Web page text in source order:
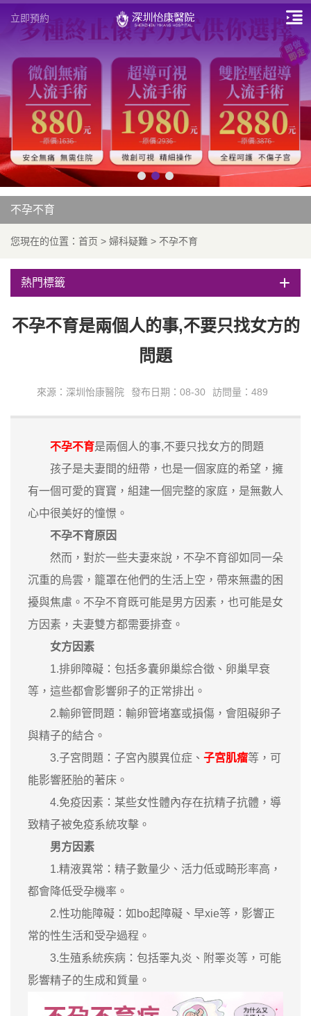
立即預約
不孕不育
您現在的位置： 首页 > 婦科疑難 > 不孕不育
熱門標籤
不孕不育是兩個人的事,不要只找女方的
問題
來源：深圳怡康醫院 發布日期：08-30 訪問量：489
不孕不育是兩個人的事,不要只找女方的問題
孩子是夫妻間的紐帶，也是一個家庭的希望，擁
有一個可愛的寶寶，組建一個完整的家庭，是無數人
心中很美好的憧憬。
不孕不育原因
然而，對於一些夫妻來說，不孕不育卻如同一朵
沉重的烏雲，籠罩在他們的生活上空，帶來無盡的困
擾與焦慮。不孕不育既可能是男方因素，也可能是女
方因素，夫妻雙方都需要排查。
女方因素
1.排卵障礙：包括多囊卵巢綜合徵、卵巢早衰
等，這些都會影響卵子的正常排出。
2.輸卵管問題：輸卵管堵塞或損傷，會阻礙卵子
與精子的結合。
3.子宮問題：子宮內膜異位症、 子宮肌瘤等，可
能影響胚胎的著床。
4.免疫因素：某些女性體內存在抗精子抗體，導
致精子被免疫系統攻擊。
男方因素
1.精液異常：精子數量少、活力低或畸形率高，
都會降低受孕機率。
2.性功能障礙：如bo起障礙、早xie等，影響正
常的性生活和受孕過程。
3.生殖系統疾病：包括睪丸炎、附睪炎等，可能
影響精子的生成和質量。